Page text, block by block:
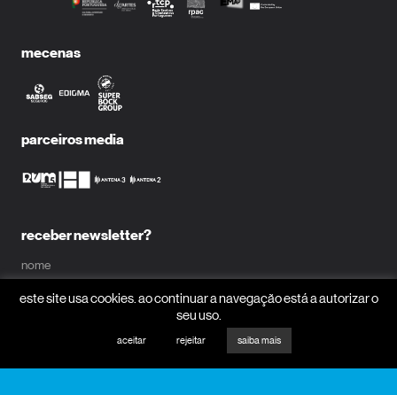
mecenas
parceiros media
receber newsletter?
nome
este site usa cookies. ao continuar a navegação está a autorizar o
seu uso.
aceitar rejeitar saiba mais